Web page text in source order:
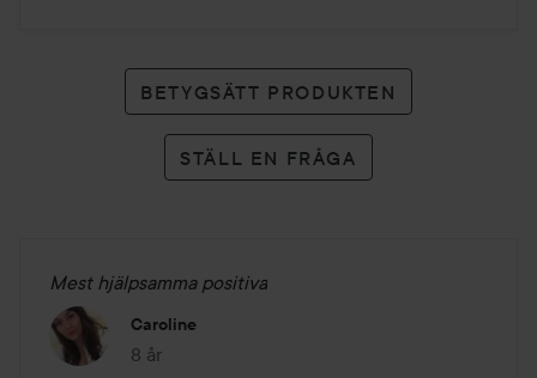
BETYGSÄTT PRODUKTEN
STÄLL EN FRÅGA
Mest hjälpsamma positiva
Caroline
8 år
Inlägget skapades 8 år